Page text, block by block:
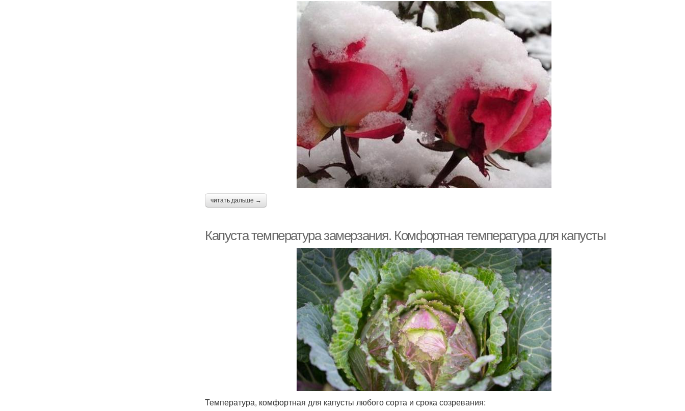
читать дальше →
Капуста температура замерзания. Комфортная температура для капусты
Температура, комфортная для капусты любого сорта и срока созревания: